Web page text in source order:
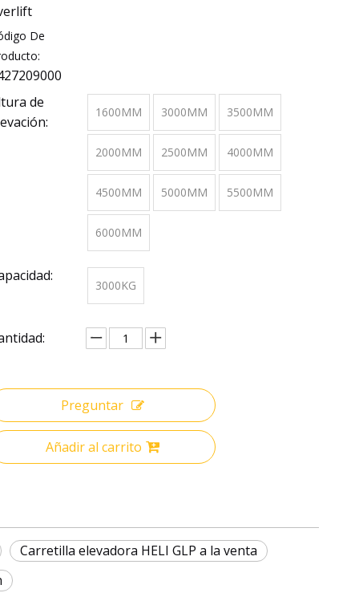
De
de
1600MM 3000MM 3500MM
2000MM 2500MM 4000MM
4500MM 5000MM 5500MM
6000MM
3000KG
Preguntar
Añadir al carrito
Carretilla elevadora HELI GLP a la venta